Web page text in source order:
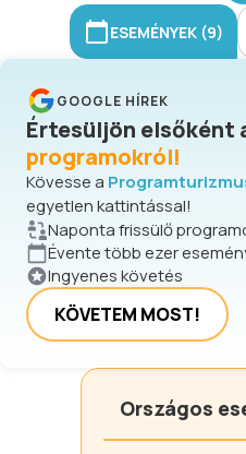
ESEMÉNYEK (9)
GOOGLE HÍREK
Értesüljön elsőként
programokról!
Kövesse a
egyetlen kattintással!
Naponta frissülő
Évente több ezer
Ingyenes követés
KÖVETEM MOST!
Országos